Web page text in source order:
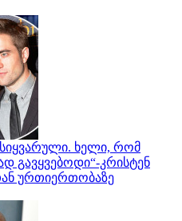
სიყვარული. ხელი, რომ
გავყვებოდი“-კრისტენ
ურთიერთობაზე